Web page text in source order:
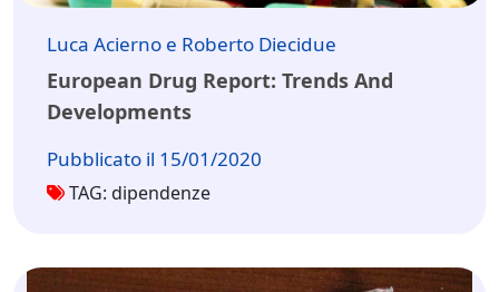
Luca Acierno e Roberto Diecidue
European Drug Report: Trends And
Developments
Pubblicato il 15/01/2020
TAG: dipendenze